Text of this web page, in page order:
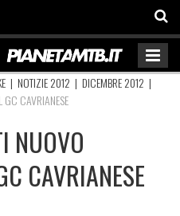
| NOTIZIE 2012 | DICEMBRE 2012 |
GC CAVRIANESE
NUOVO
CAVRIANESE